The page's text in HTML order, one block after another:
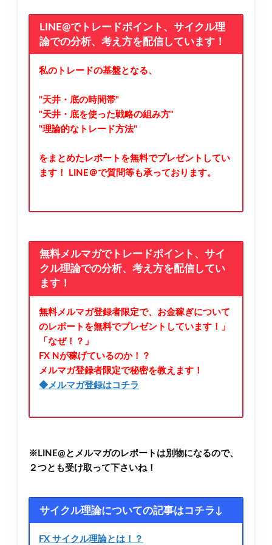
LINE@でトレードポイント、サイクル理
論での分析、考え方を配信しています！
私のトレードの基盤となる、
"天井・底の時間帯"
"天井・底を使った戦略の組み方"
"理論的なトレード方法"
をまとめたレポートを無料でプレゼントしてい
ます！
LINE＠で質問等も承っております。
無料メルマガでトレードポイント、サイ
クル理論での分析、考え方を配信してい
ます！
無料メルマガ登録者限定で、お金稼ぎについて
のレポートを無料でプレゼントしています！」
「なぜ！？」
FX Nが稼げているのか！？
メルマガ登録者限定で秘密を教えます！
◆メルマガ登録はコチラ
※LINE@とメルマガのレポートは別物になるので、
２つとも受け取って下さいね！
サイクル理論についての記事はコチラ↓
FX サイクル理論とは！？